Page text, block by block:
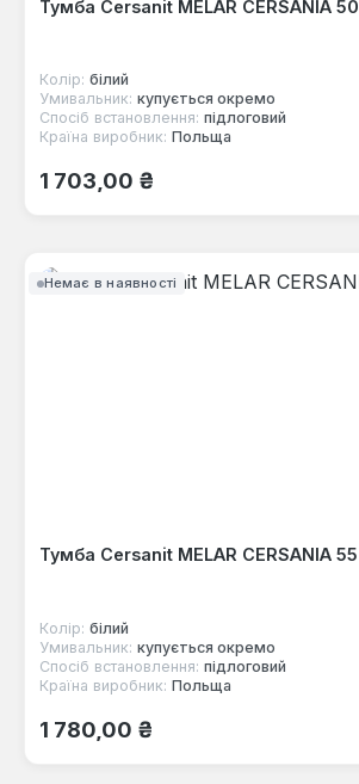
Тумба Cersanit MELAR CERSANIA 50
Колір: білий
Умивальник: купується окремо
Спосіб встановлення: підлоговий
Країна виробник: Польща
Звичайна ціна:
1 703,00 ₴
Немає в наявності
Тумба Cersanit MELAR CERSANIA 55
Колір: білий
Умивальник: купується окремо
Спосіб встановлення: підлоговий
Країна виробник: Польща
Звичайна ціна:
1 780,00 ₴